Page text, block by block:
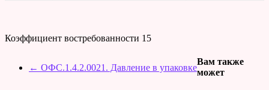
Коэффициент востребованности 15
← ОФС.1.4.2.0021. Давление в упаковке
Вам также
может